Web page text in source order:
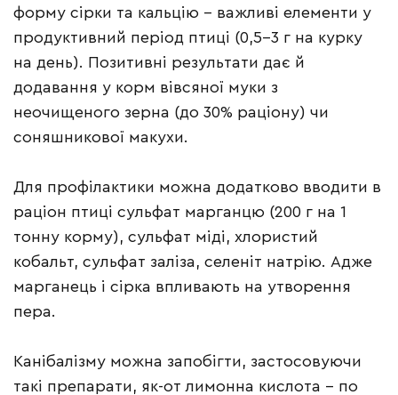
форму сірки та кальцію – важливі елементи у
продуктивний період птиці (0,5-3 г на курку
на день). Позитивні результати дає й
додавання у корм вівсяної муки з
неочищеного зерна (до 30% раціону) чи
соняшникової макухи.
Для профілактики можна додатково вводити в
раціон птиці сульфат марганцю (200 г на 1
тонну корму), сульфат міді, хлористий
кобальт, сульфат заліза, селеніт натрію. Адже
марганець і сірка впливають на утворення
пера.
Канібалізму можна запобігти, застосовуючи
такі препарати, як-от лимонна кислота – по